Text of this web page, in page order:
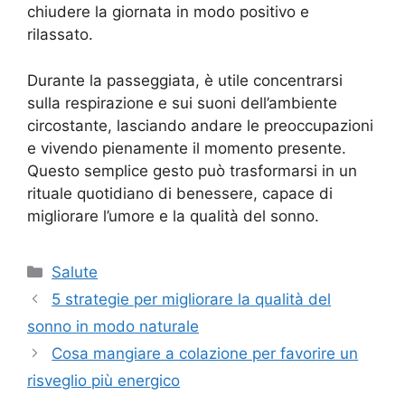
chiudere la giornata in modo positivo e
rilassato.
Durante la passeggiata, è utile concentrarsi
sulla respirazione e sui suoni dell’ambiente
circostante, lasciando andare le preoccupazioni
e vivendo pienamente il momento presente.
Questo semplice gesto può trasformarsi in un
rituale quotidiano di benessere, capace di
migliorare l’umore e la qualità del sonno.
Categorie
Salute
5 strategie per migliorare la qualità del
sonno in modo naturale
Cosa mangiare a colazione per favorire un
risveglio più energico